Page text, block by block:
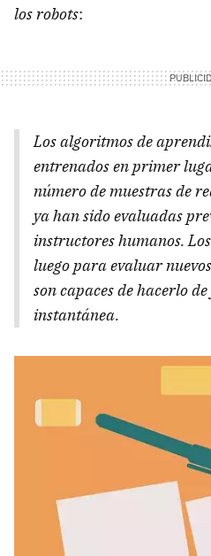
los robots:
Los algoritmos de
entrenados en primer
número de muestras de
ya han sido evaluadas
instructores humanos.
luego para evaluar
son capaces de hacerlo
instantánea.